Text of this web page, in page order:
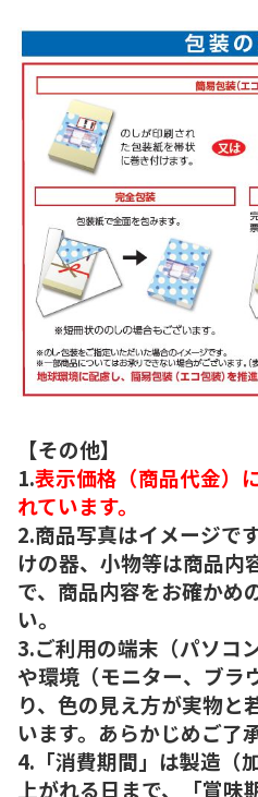
【その他】
1.表示価格（商品代金）
れています。
2.商品写真はイメージで
けの器、小物等は商品内
で、商品内容をお確かめ
い。
3.ご利用の端末（パソコ
や環境（モニター、ブラ
り、色の見え方が実物と
います。あらかじめご了
4.「消費期間」は製造（
上がれる日まで、「賞味